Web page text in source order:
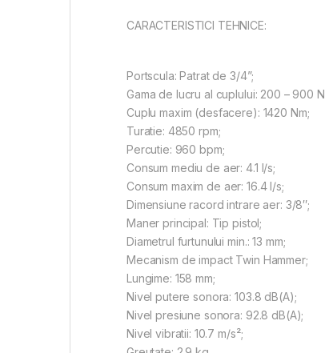
CARACTERISTICI TEHNICE:
Portscula: Patrat de 3/4”;
Gama de lucru al cuplului: 200 – 900
Cuplu maxim (desfacere): 1420 Nm;
Turatie: 4850 rpm;
Percutie: 960 bpm;
Consum mediu de aer: 4.1 l/s;
Consum maxim de aer: 16.4 l/s;
Dimensiune racord intrare aer: 3/8″;
Maner principal: Tip pistol;
Diametrul furtunului min.: 13 mm;
Mecanism de impact Twin Hammer;
Lungime: 158 mm;
Nivel putere sonora: 103.8 dB(A);
Nivel presiune sonora: 92.8 dB(A);
Nivel vibratii: 10.7 m/s²;